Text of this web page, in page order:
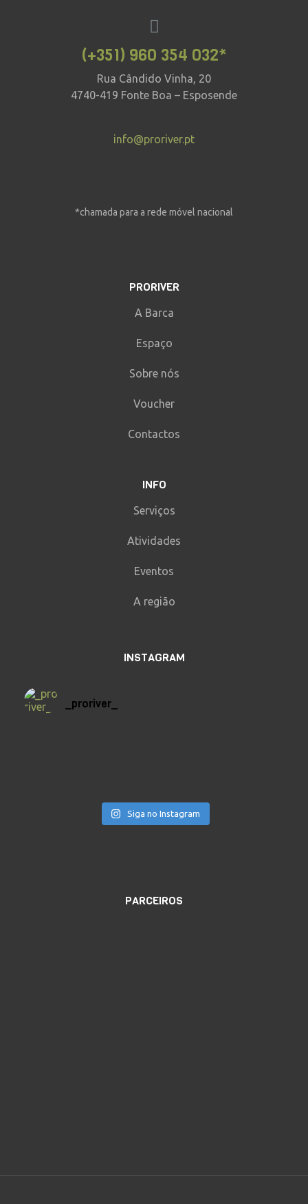
(+351) 960 354 032*
Rua Cândido Vinha, 20
4740-419 Fonte Boa – Esposende
info@proriver.pt
*chamada para a rede móvel nacional
PRORIVER
A Barca
Espaço
Sobre nós
Voucher
Contactos
INFO
Serviços
Atividades
Eventos
A região
INSTAGRAM
_proriver_
Siga no Instagram
PARCEIROS